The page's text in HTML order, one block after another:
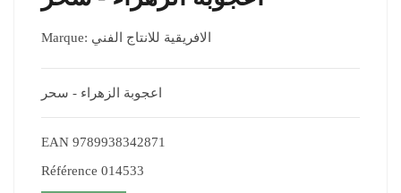
Marque: الافريقية للانتاج الفني
اعجوبة الزهراء - سحر
EAN 9789938342871
Référence 014533